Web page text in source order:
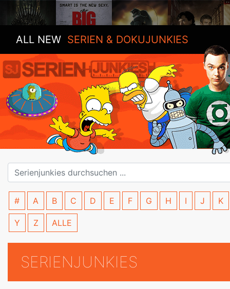
ALL NEW SERIEN & DOKUJUNKIES
# A B C D E F G H I J K
Y Z ALLE
SERIENJUNKIES